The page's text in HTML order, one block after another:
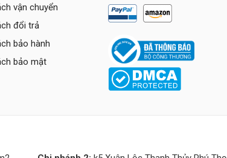
vận chuyển
đổi trả
bảo hành
bảo mật